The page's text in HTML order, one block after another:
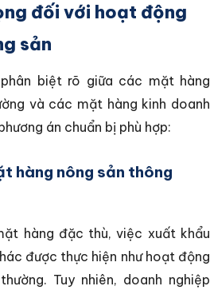
đối với hoạt động
sản
biệt rõ giữa các mặt hàng
và các mặt hàng kinh doanh
án chuẩn bị phù hợp:
hàng nông sản thông
hàng đặc thù, việc xuất khẩu
được thực hiện như hoạt động
Tuy nhiên, doanh nghiệp